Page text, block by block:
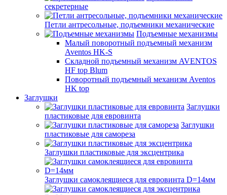
секретерные
Петли антресольные, подъемники механические
Подъемные механизмы
Малый поворотный подъемный механизм
Aventos HK-S
Складной подъемный механизм AVENTOS
HF top Blum
Поворотный подъемный механизм Aventos
HK top
Заглушки
Заглушки
пластиковые для евровинта
Заглушки
пластиковые для самореза
Заглушки пластиковые для эксцентрика
Заглушки самоклеящиеся для евровинта D=14мм